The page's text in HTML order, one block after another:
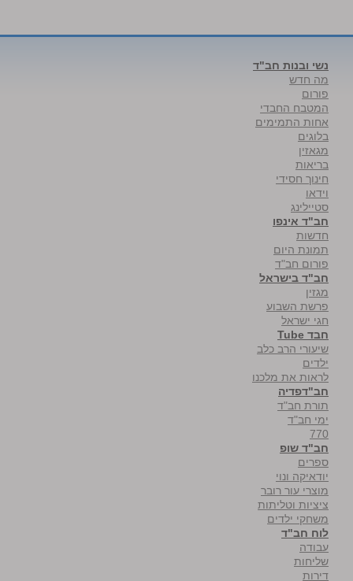
נשי ובנות חב"ד
מה חדש
פורום
המטבח החבדי
אחות התמימים
בלוגים
מגאזין
בריאות
חינוך חסידי
וידאו
סטיילינג
חב"ד אינפו
חדשות
תמונת היום
פורום חב"ד
חב"ד בישראל
מגזין
פרשת השבוע
חגי ישראל
חבד Tube
שיעורי הרב כלב
ילדים
לראות את מלכנו
חב"דפדיה
תורת חב"ד
ימי חב"ד
770
חב"ד שופ
ספרים
יודאיקה ונוי
מוצרי עור רובר
ציציות וטליתות
משחקי ילדים
לוח חב"ד
עבודה
שליחות
דירות